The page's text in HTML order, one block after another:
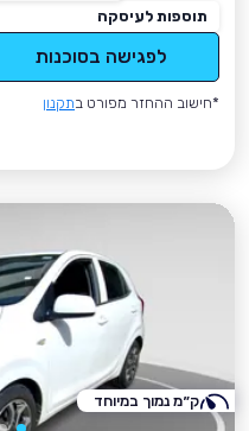
תוספות לעיסקה
לפגישה בסוכנות
*חישוב ההחזר מפורט בתקנון
ק״מ נמוך במיוחד